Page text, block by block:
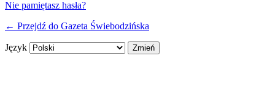
Nie pamiętasz hasła?
← Przejdź do Gazeta Świebodzińska
Język